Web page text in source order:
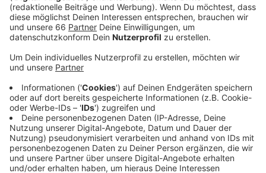
die Kölner Staatsanwaltschaft aber noch. Seit
gestern Morgen hat das größte Düsseldorfer
Krankenhaus mit massiven IT-Problemen zu
kämpfen.
Anzeige
Planbare Operationen und ambulante Behandlungen
wurden verschoben. Notfälle werden in die